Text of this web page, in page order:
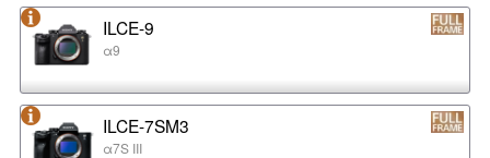
ILCE-9
α9
ILCE-7SM3
α7S III